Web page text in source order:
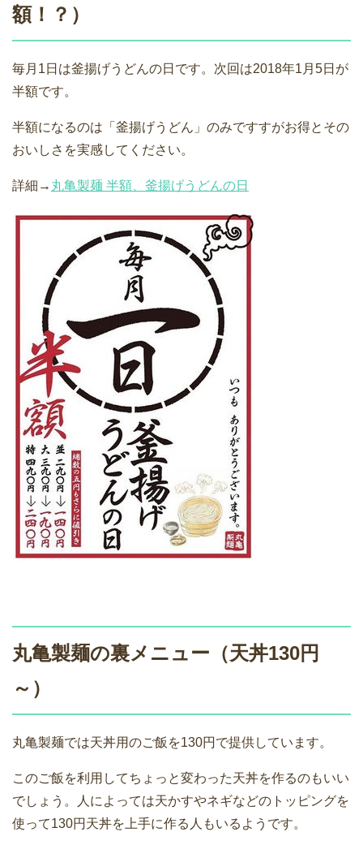
額！？）
毎月1日は釜揚げうどんの日です。次回は2018年1月5日が
半額です。
半額になるのは「釜揚げうどん」のみですすがお得とその
おいしさを実感してください。
詳細→ 丸亀製麺 半額、釜揚げうどんの日
丸亀製麺の裏メニュー（天丼130円
～）
丸亀製麺では天丼用のご飯を130円で提供しています。
このご飯を利用してちょっと変わった天丼を作るのもいい
でしょう。人によっては天かすやネギなどのトッピングを
使って130円天丼を上手に作る人もいるようです。